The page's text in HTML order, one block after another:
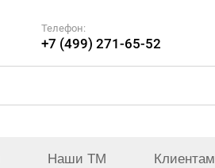
Телефон:
+7 (499) 271-65-52
Наши ТМ Клиентам